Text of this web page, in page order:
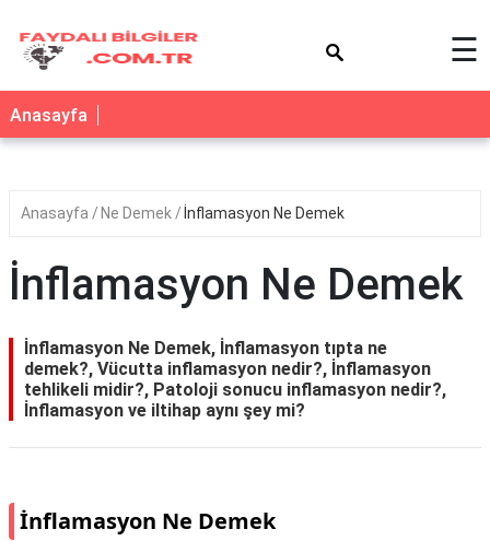
☰
Anasayfa
Anasayfa Ne Demek İnflamasyon Ne Demek
İnflamasyon Ne Demek
İnflamasyon Ne Demek, İnflamasyon tıpta ne
demek?, Vücutta inflamasyon nedir?, İnflamasyon
tehlikeli midir?, Patoloji sonucu inflamasyon nedir?,
İnflamasyon ve iltihap aynı şey mi?
İnflamasyon Ne Demek